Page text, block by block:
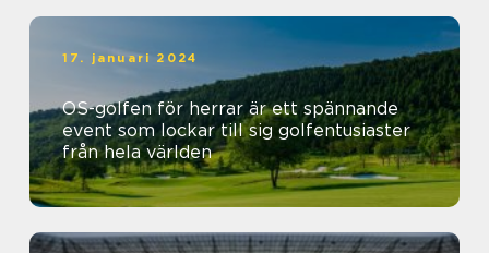
17. januari 2024
OS-golfen för herrar är ett spännande
event som lockar till sig golfentusiaster
från hela världen